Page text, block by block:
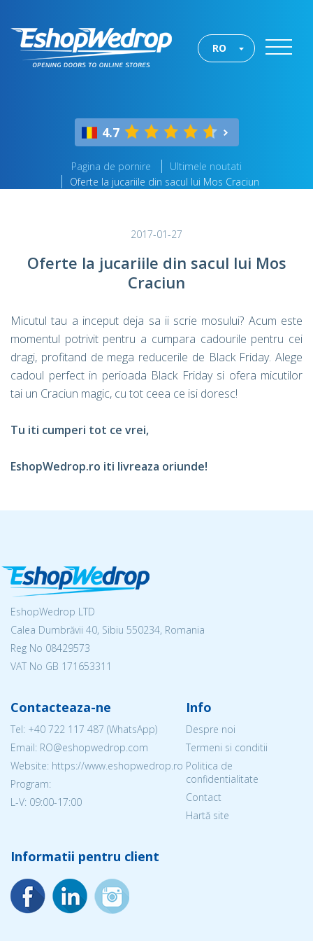
RO
4.7
Pagina de pornire
Ultimele noutati
Oferte la jucariile din sacul lui Mos Craciun
2017-01-27
Oferte la jucariile din sacul lui Mos
Craciun
Micutul tau a inceput deja sa ii scrie mosului? Acum este
momentul potrivit pentru a cumpara cadourile pentru cei
dragi, profitand de mega reducerile de Black Friday. Alege
cadoul perfect in perioada Black Friday si ofera micutilor
tai un Craciun magic, cu tot ceea ce isi doresc!
Tu iti cumperi tot ce vrei,
EshopWedrop.ro iti livreaza oriunde!
EshopWedrop LTD
Calea Dumbrăvii 40, Sibiu 550234, Romania
Reg No 08429573
VAT No GB 171653311
Contacteaza-ne
Tel: +40 722 117 487 (WhatsApp)
Email: RO@eshopwedrop.com
Website: https://www.eshopwedrop.ro
Program:
L-V: 09:00-17:00
Info
Despre noi
Termeni si conditii
Politica de
confidentialitate
Contact
Hartă site
Informatii pentru client